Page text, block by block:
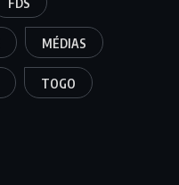
FDS
MÉDIAS
TOGO